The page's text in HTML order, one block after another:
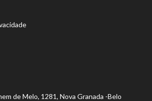
de Melo, 1281, Nova Granada -Belo